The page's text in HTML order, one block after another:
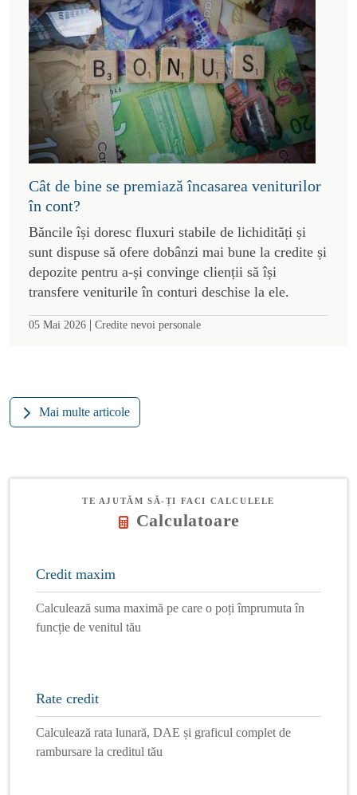
Cât de bine se premiază încasarea veniturilor
în cont?
Băncile își doresc fluxuri stabile de lichidități și
sunt dispuse să ofere dobânzi mai bune la credite și
depozite pentru a-și convinge clienții să își
transfere veniturile în conturi deschise la ele.
05 Mai 2026 | Credite nevoi personale
Mai multe articole
TE AJUTĂM SĂ-ȚI FACI CALCULELE
Calculatoare
Credit maxim
Calculează suma maximă pe care o poți împrumuta în
funcție de venitul tău
Rate credit
Calculează rata lunară, DAE și graficul complet de
rambursare la creditul tău